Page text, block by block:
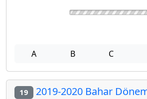
A B C
19 2019-2020 Bahar